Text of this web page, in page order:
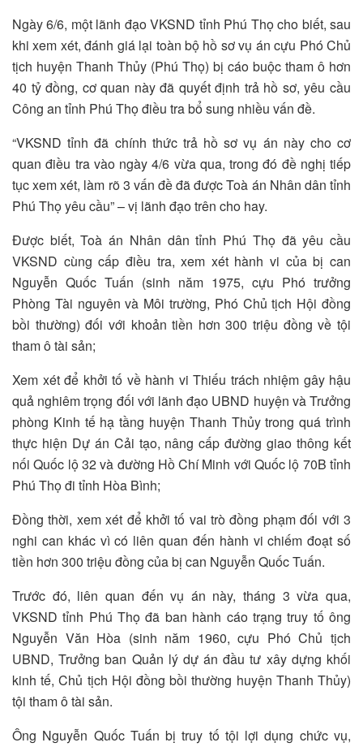
Ngày 6/6, một lãnh đạo VKSND tỉnh Phú Thọ cho biết, sau
khi xem xét, đánh giá lại toàn bộ hồ sơ vụ án cựu Phó Chủ
tịch huyện Thanh Thủy (Phú Thọ) bị cáo buộc tham ô hơn
40 tỷ đồng, cơ quan này đã quyết định trả hồ sơ, yêu cầu
Công an tỉnh Phú Thọ điều tra bổ sung nhiều vấn đề.
“VKSND tỉnh đã chính thức trả hồ sơ vụ án này cho cơ
quan điều tra vào ngày 4/6 vừa qua, trong đó đề nghị tiếp
tục xem xét, làm rõ 3 vấn đề đã được Toà án Nhân dân tỉnh
Phú Thọ yêu cầu” – vị lãnh đạo trên cho hay.
Được biết, Toà án Nhân dân tỉnh Phú Thọ đã yêu cầu
VKSND cùng cấp điều tra, xem xét hành vi của bị can
Nguyễn Quốc Tuấn (sinh năm 1975, cựu Phó trưởng
Phòng Tài nguyên và Môi trường, Phó Chủ tịch Hội đồng
bồi thường) đối với khoản tiền hơn 300 triệu đồng về tội
tham ô tài sản;
Xem xét để khởi tố về hành vi Thiếu trách nhiệm gây hậu
quả nghiêm trọng đối với lãnh đạo UBND huyện và Trưởng
phòng Kinh tế hạ tầng huyện Thanh Thủy trong quá trình
thực hiện Dự án Cải tạo, nâng cấp đường giao thông kết
nối Quốc lộ 32 và đường Hồ Chí Minh với Quốc lộ 70B tỉnh
Phú Thọ đi tỉnh Hòa Bình;
Đồng thời, xem xét để khởi tố vai trò đồng phạm đối với 3
nghi can khác vì có liên quan đến hành vi chiếm đoạt số
tiền hơn 300 triệu đồng của bị can Nguyễn Quốc Tuấn.
Trước đó, liên quan đến vụ án này, tháng 3 vừa qua,
VKSND tỉnh Phú Thọ đã ban hành cáo trạng truy tố ông
Nguyễn Văn Hòa (sinh năm 1960, cựu Phó Chủ tịch
UBND, Trưởng ban Quản lý dự án đầu tư xây dựng khối
kinh tế, Chủ tịch Hội đồng bồi thường huyện Thanh Thủy)
tội tham ô tài sản.
Ông Nguyễn Quốc Tuấn bị truy tố tội lợi dụng chức vụ,